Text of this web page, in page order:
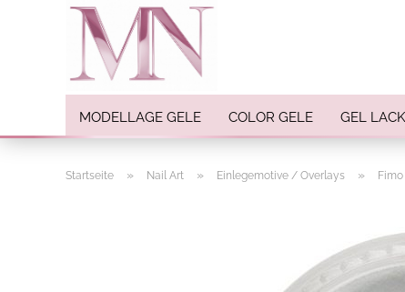
MODELLAGE GELE COLOR GELE GEL
Startseite » Nail Art » Einlegemotive / Overlays » Fimo